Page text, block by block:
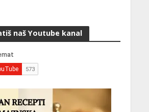
naš Youtube kanal